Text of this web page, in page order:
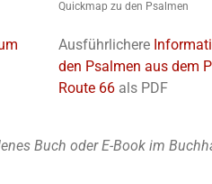
Quickmap zu den Psalmen
Ausführlichere
den Psalmen aus dem
Route 66 als PDF
Buch oder E-Book im